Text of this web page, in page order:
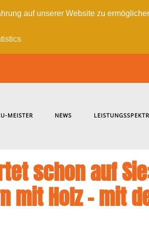
auf unserer Website zu
MEISTER NEWS
schon auf
mit Holz – mit